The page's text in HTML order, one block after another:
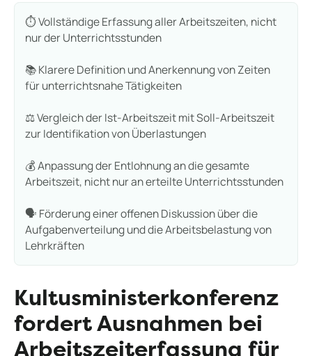
⏱️ Vollständige Erfassung aller Arbeitszeiten, nicht
nur der Unterrichtsstunden
📚 Klarere Definition und Anerkennung von Zeiten
für unterrichtsnahe Tätigkeiten
⚖️ Vergleich der Ist-Arbeitszeit mit Soll-Arbeitszeit
zur Identifikation von Überlastungen
💰 Anpassung der Entlohnung an die gesamte
Arbeitszeit, nicht nur an erteilte Unterrichtsstunden
🗣️ Förderung einer offenen Diskussion über die
Aufgabenverteilung und die Arbeitsbelastung von
Lehrkräften
Kultusministerkonferenz
fordert Ausnahmen bei
Arbeitszeiterfassung für